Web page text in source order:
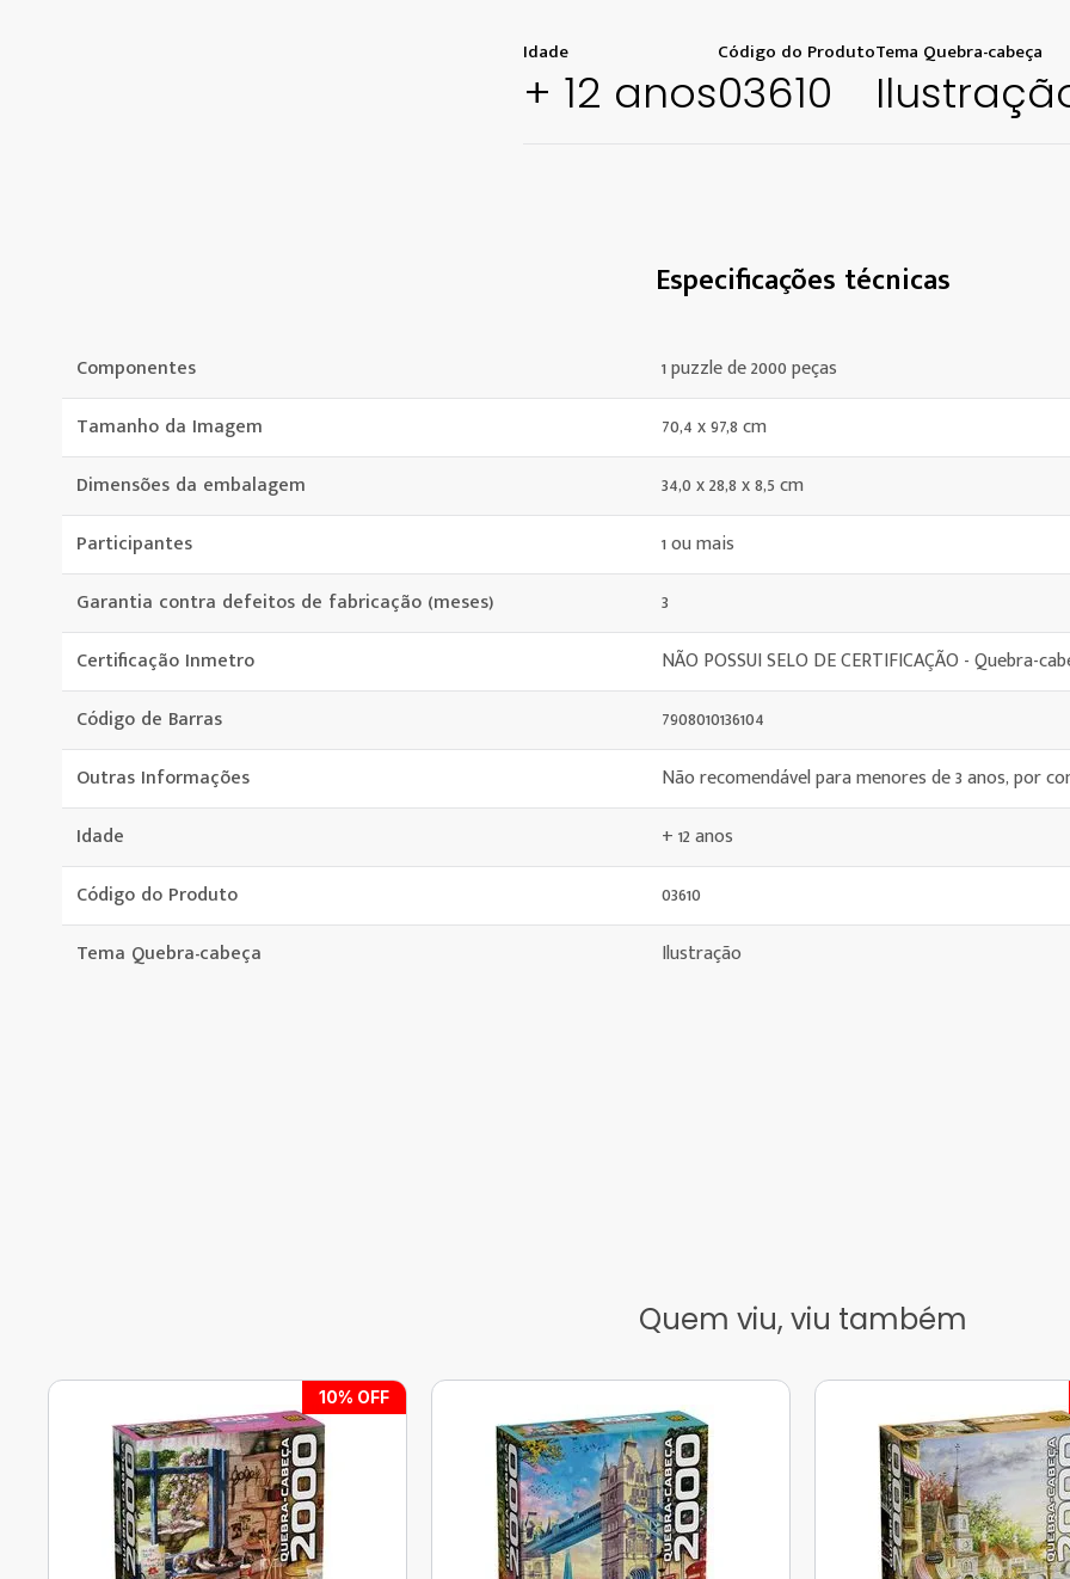
Idade
+ 12 anos
Código do Produto
03610
Tema Quebra-cabeça
Especificações técnicas
Componentes
1 puzzle de 2000 peças
Tamanho da Imagem
70,4 x 97,8 cm
Dimensões da embalagem
34,0 x 28,8 x 8,5 cm
Participantes
1 ou mais
Garantia contra defeitos de fabricação (meses)
3
Certificação Inmetro
NÃO POSSUI SELO DE CERTIFICAÇÃO - Quebra-
Código de Barras
7908010136104
Outras Informações
Não recomendável para menores de 3 anos, por
Idade
+ 12 anos
Código do Produto
03610
Tema Quebra-cabeça
Ilustração
Quem viu, viu também
10% OFF